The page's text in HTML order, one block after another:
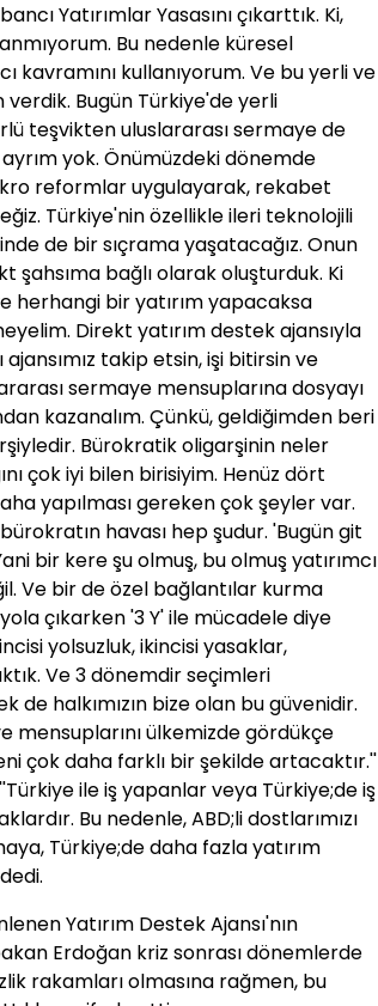
Yatırımlar Yasasını çıkarttık. Ki,
Bu nedenle küresel
kavramını kullanıyorum. Ve bu yerli ve
verdik. Bugün Türkiye'de yerli
teşvikten uluslararası sermaye de
yok. Önümüzdeki dönemde
reformlar uygulayarak, rekabet
Türkiye'nin özellikle ileri teknolojili
de bir sıçrama yaşatacağız. Onun
şahsıma bağlı olarak oluşturduk. Ki
herhangi bir yatırım yapacaksa
Direkt yatırım destek ajansıyla
takip etsin, işi bitirsin ve
sermaye mensuplarına dosyayı
kazanalım. Çünkü, geldiğimden beri
Bürokratik oligarşinin neler
çok iyi bilen birisiyim. Henüz dört
yapılması gereken çok şeyler var.
havası hep şudur. 'Bugün git
bir kere şu olmuş, bu olmuş yatırımcı
Ve bir de özel bağlantılar kurma
çıkarken '3 Y' ile mücadele diye
yolsuzluk, ikincisi yasaklar,
Ve 3 dönemdir seçimleri
de halkımızın bize olan bu güvenidir.
mensuplarını ülkemizde gördükçe
çok daha farklı bir şekilde artacaktır.''
ile iş yapanlar veya Türkiye;de iş
Bu nedenle, ABD;li dostlarımızı
Türkiye;de daha fazla yatırım
Yatırım Destek Ajansı'nın
Erdoğan kriz sonrası dönemlerde
rakamları olmasına rağmen, bu